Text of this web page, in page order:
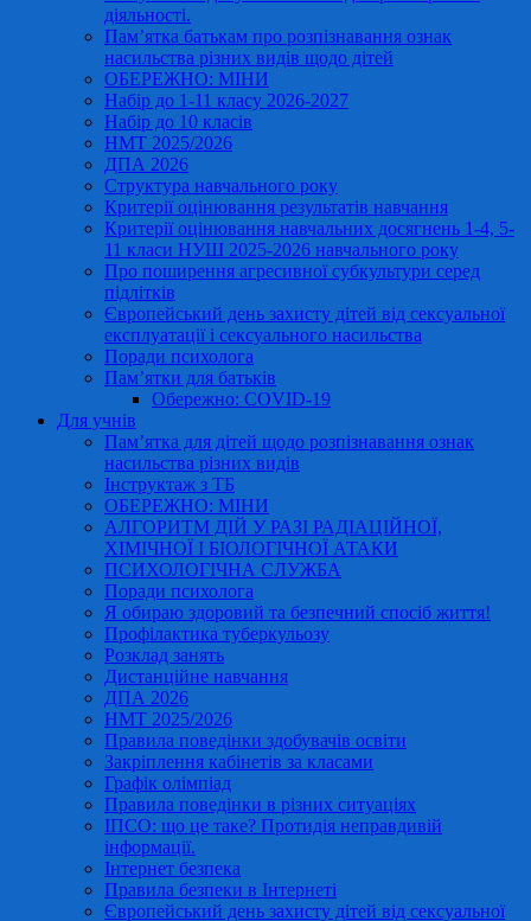
діяльності.
Пам’ятка батькам про розпізнавання ознак
насильства різних видів щодо дітей
ОБЕРЕЖНО: МІНИ
Набір до 1-11 класу 2026-2027
Набір до 10 класів
НМТ 2025/2026
ДПА 2026
Структура навчального року
Критерії оцінювання результатів навчання
Критерії оцінювання навчальних досягнень 1-4, 5-
11 класи НУШ 2025-2026 навчального року
Про поширення агресивної субкультури серед
підлітків
Європейський день захисту дітей від сексуальної
експлуатації і сексуального насильства
Поради психолога
Пам’ятки для батьків
Обережно: COVID-19
Для учнів
Пам’ятка для дітей щодо розпізнавання ознак
насильства різних видів
Інструктаж з ТБ
ОБЕРЕЖНО: МІНИ
АЛГОРИТМ ДІЙ У РАЗІ РАДІАЦІЙНОЇ,
ХІМІЧНОЇ І БІОЛОГІЧНОЇ АТАКИ
ПСИХОЛОГІЧНА СЛУЖБА
Поради психолога
Я обираю здоровий та безпечний спосіб життя!
Профілактика туберкульозу
Розклад занять
Дистанційне навчання
ДПА 2026
НМТ 2025/2026
Правила поведінки здобувачів освіти
Закріплення кабінетів за класами
Графік олімпіад
Правила поведінки в різних ситуаціях
ІПСО: що це таке? Протидія неправдивій
інформації.
Інтернет безпека
Правила безпеки в Інтернеті
Європейський день захисту дітей від сексуальної